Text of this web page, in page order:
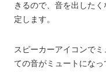
きるので、音を出した
定します。
スピーカーアイコンで
ての音がミュートにな